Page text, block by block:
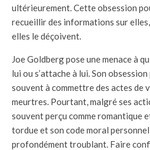
ultérieurement. Cette obsession
recueillir des informations sur
elles le déçoivent.
Joe Goldberg pose une menace à
lui ou s’attache à lui. Son
souvent à commettre des actes de
meurtres. Pourtant, malgré ses
souvent perçu comme romantique
tordue et son code moral
profondément troublant. Faire